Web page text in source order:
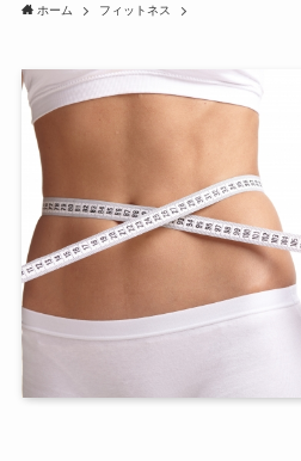
ホーム フィットネス